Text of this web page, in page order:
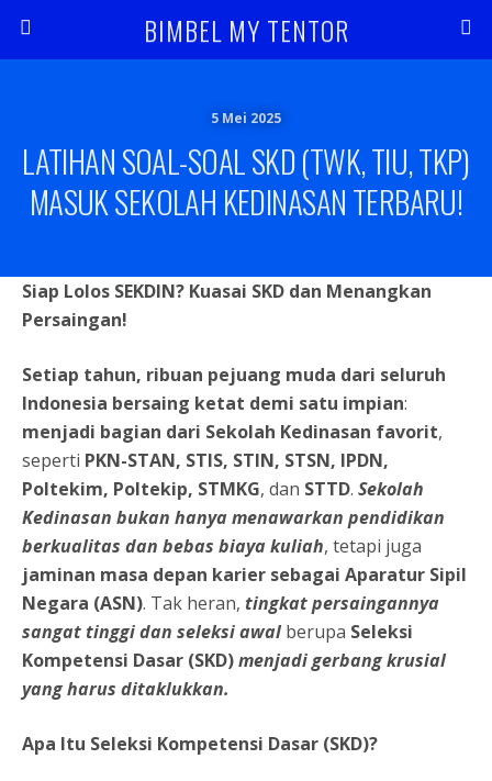
BIMBEL MY TENTOR
5 Mei 2025
LATIHAN SOAL-SOAL SKD (TWK, TIU, TKP)
MASUK SEKOLAH KEDINASAN TERBARU!
Siap Lolos SEKDIN? Kuasai SKD dan Menangkan
Persaingan!
Setiap tahun, ribuan pejuang muda dari seluruh
Indonesia bersaing ketat demi satu impian:
menjadi bagian dari Sekolah Kedinasan favorit,
seperti PKN-STAN, STIS, STIN, STSN, IPDN,
Poltekim, Poltekip, STMKG, dan STTD. Sekolah
Kedinasan bukan hanya menawarkan pendidikan
berkualitas dan bebas biaya kuliah, tetapi juga
jaminan masa depan karier sebagai Aparatur Sipil
Negara (ASN). Tak heran, tingkat persaingannya
sangat tinggi dan seleksi awal berupa Seleksi
Kompetensi Dasar (SKD)menjadi gerbang krusial
yang harus ditaklukkan.
Apa Itu Seleksi Kompetensi Dasar (SKD)?